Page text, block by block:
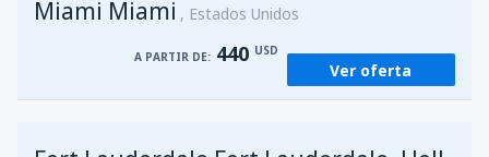
Miami Miami Estados Unidos
A PARTIR DE: 440 USD
Ver oferta